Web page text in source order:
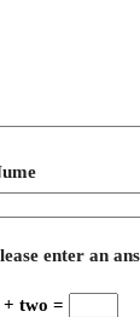
enter an
+ two =